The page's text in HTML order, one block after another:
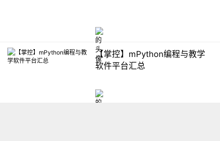
【掌控】mPython编程与教学
软件平台汇总